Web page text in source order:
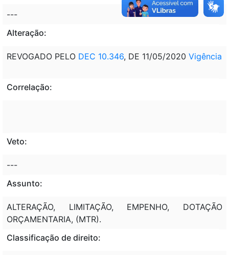
---
Alteração:
REVOGADO PELO DEC 10.346, DE 11/05/2020 Vigência
Correlação:
Veto:
---
Assunto:
ALTERAÇÃO, LIMITAÇÃO, EMPENHO, DOTAÇÃO
ORÇAMENTARIA, (MTR).
Classificação de direito: